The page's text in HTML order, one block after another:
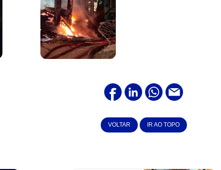
VOLTAR IR AO TOPO